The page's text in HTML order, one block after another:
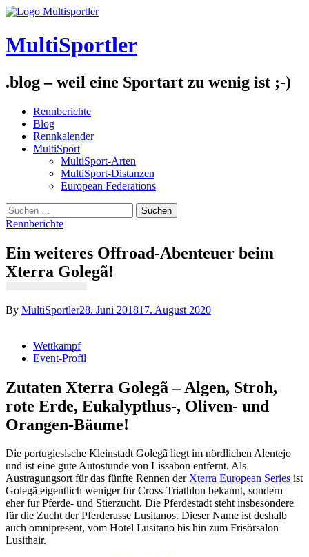
Skip
content
MultiSportler
.blog – weil eine Sportart zu wenig ist ;-)
Rennberichte
Blog
Rennkalender
MultiSport
MultiSport-Arten
MultiSport-Distanzen
European Federations
Suchen
nach:
Rennberichte
Ein weiteres Offroad-Abenteuer beim
Xterra Golegã!
By MultiSportler28. Juni 201817. August 2020
Wettkampf
Event-Profil
Zutaten Xterra Golegã – Algen, Stroh,
rote Erde, Eukalypthus-, Oliven- und
Orangen-Bäume!
Die portugiesische Kleinstadt Golegã liegt im nördlichen Alentejo
und ist eine gute Autostunde von Lissabon entfernt. Als
Austragungsort für das fünfte Rennen derXterra European Series ist
Golegã eigentlich weniger für Cross-Triathlon bekannt, sondern
eher für Pferde- und Stierzucht. Die Pferdestadt steht insbesondere
für die Zucht der Pferderasse Lusitanos. Dieser Name ist deshalb
auch omnipresent, vom Hotel Lusitano bis hin zum Frisörsalon
Lusithair.